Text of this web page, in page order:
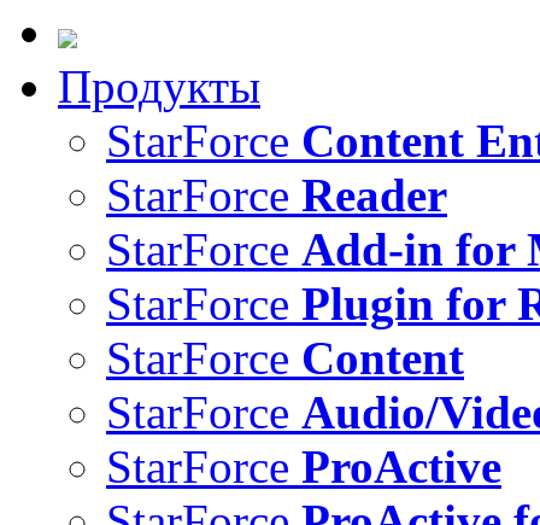
Продукты
StarForce Content
StarForce Reader
StarForce Add-in for
StarForce Plugin for
StarForce Content
StarForce Audio/
StarForce ProActive